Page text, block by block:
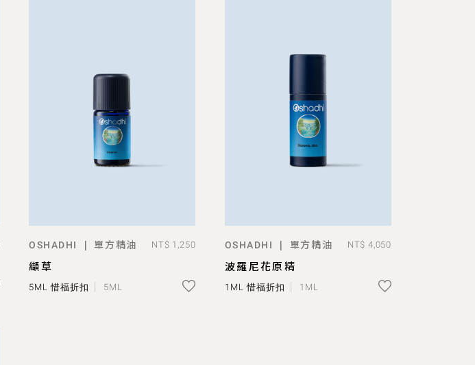
ADD TO BAG
OSHADHI | 單方精油 NT$ 1,250
纈草
5ML 惜福折扣 5ML
ADD TO BAG
OSHADHI | 單方精油 NT$ 4,050
波羅尼花原精
1ML 惜福折扣 1ML